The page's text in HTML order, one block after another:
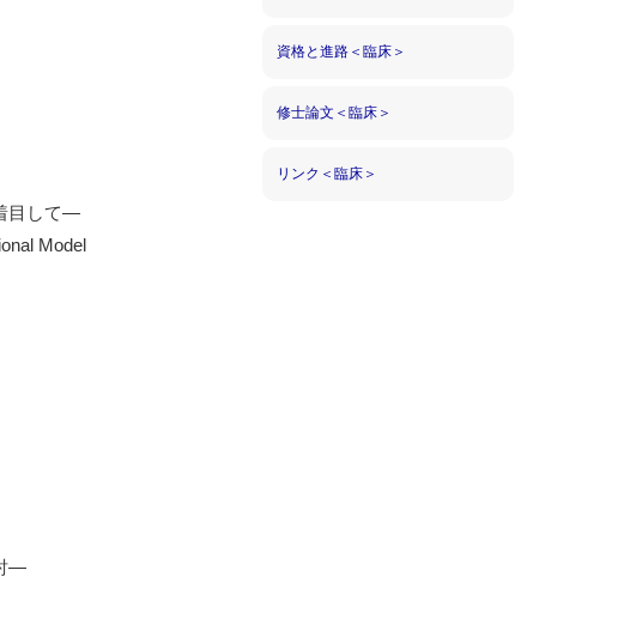
目して―
Model
―
資格と進路＜臨床＞
修士論文＜臨床＞
リンク＜臨床＞